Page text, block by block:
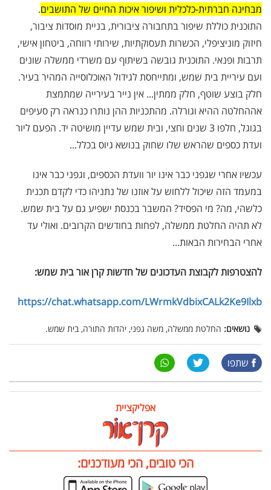
מבחינה חברתית-כלכלית ושיפור איכות החיים של התושבים.
התוכנית כוללת שיפור בתחבורה ציבורית, בניית מוסדות ציבור,
חיזוק מוניציפלי, הכשרות תעסוקתיות, שירותי רווחה, ביטחון אישי,
תרבות ופנאי. התוכנית גובשה בשיתוף עם משרדי ממשלה שונים
ועם עיריית בית שמש, ומתייחסת לגידול האוכלוסייה המהיר בעיר.
חלק בוצע שוטף, חלק ממתין... אין נייר בעירייה שמתמצת
אההחלטה ההיא וגורלה. מהתכניות ההן נותרו כנראה רק סעיפים
בגוגל, חלפו 3 שנים וחצי, ובית שמש עדיין מושיטה יד. הפעם ליור
ועדת כספים שהראש שלו שחוק בנושא גיוס בכלל...
עכשיו אחרי שגפני כבר אינו יור וועדת הכספים, וגפני כבר אינו
במעמד הזה שיכול ללחוש על אוזנו של נתניהו כדי לקדם תכנית
כלשהי, מה? מי הפסיד? המשבר בכנסת ישפיע גם על בית שמש.
לא תהיה החלטת ממשלה, לפחות בחודשים הקרובים. ואולי עד
אחרי הבחירות הבאות...
להצטרפות לקבוצת העדכונים של חדשות קרן אור בית שמש:
https://chat.whatsapp.com/LWrmkVdbixCALk2Ke9Ilxb
נושאים: החלטת ממשלה, משה גפני, יהדות התורה, בית שמש.
שתפו
אפליקציית
הכי טובים, הכי מעודכנים: